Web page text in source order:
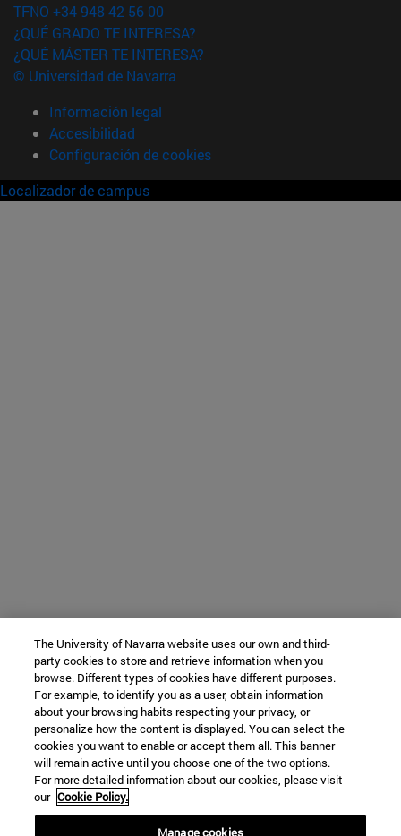
TFNO +34 948 42 56 00
¿QUÉ GRADO TE INTERESA?
¿QUÉ MÁSTER TE INTERESA?
© Universidad de Navarra
Información legal
Accesibilidad
Configuración de cookies
Localizador de campus
The University of Navarra website uses our own and third-
party cookies to store and retrieve information when you
browse. Different types of cookies have different purposes.
For example, to identify you as a user, obtain information
about your browsing habits respecting your privacy, or
personalize how the content is displayed. You can select the
cookies you want to enable or accept them all. This banner
will remain active until you choose one of the two options.
For more detailed information about our cookies, please visit
our Cookie Policy.
Manage cookies